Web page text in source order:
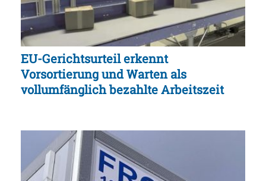
EU-Gerichtsurteil erkennt
Vorsortierung und Warten als
vollumfänglich bezahlte Arbeitszeit